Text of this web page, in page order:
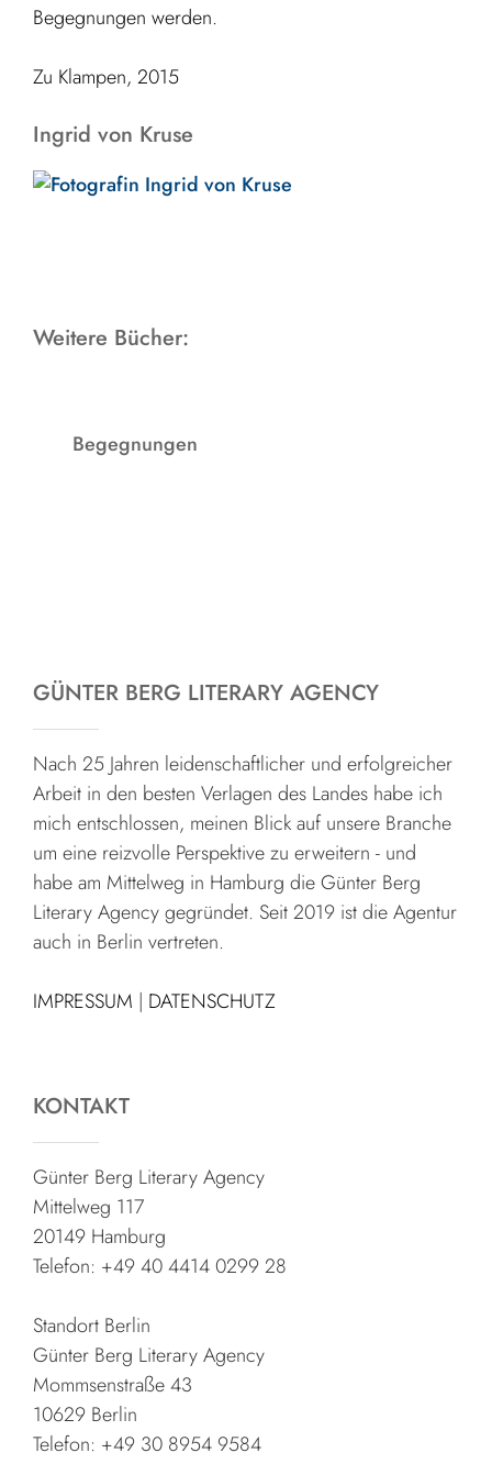
Begegnungen werden.
Zu Klampen, 2015
Ingrid von Kruse
Weitere Bücher:
Begegnungen
GÜNTER BERG LITERARY AGENCY
Nach 25 Jahren leidenschaftlicher und erfolgreicher
Arbeit in den besten Verlagen des Landes habe ich
mich entschlossen, meinen Blick auf unsere Branche
um eine reizvolle Perspektive zu erweitern - und
habe am Mittelweg in Hamburg die Günter Berg
Literary Agency gegründet. Seit 2019 ist die Agentur
auch in Berlin vertreten.
IMPRESSUM | DATENSCHUTZ
KONTAKT
Günter Berg Literary Agency
Mittelweg 117
20149 Hamburg
Telefon: +49 40 4414 0299 28
Standort Berlin
Günter Berg Literary Agency
Mommsenstraße 43
10629 Berlin
Telefon: +49 30 8954 9584